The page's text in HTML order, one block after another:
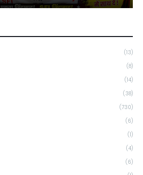
(13)
(8)
(14)
(38)
(730)
(6)
(1)
(4)
(6)